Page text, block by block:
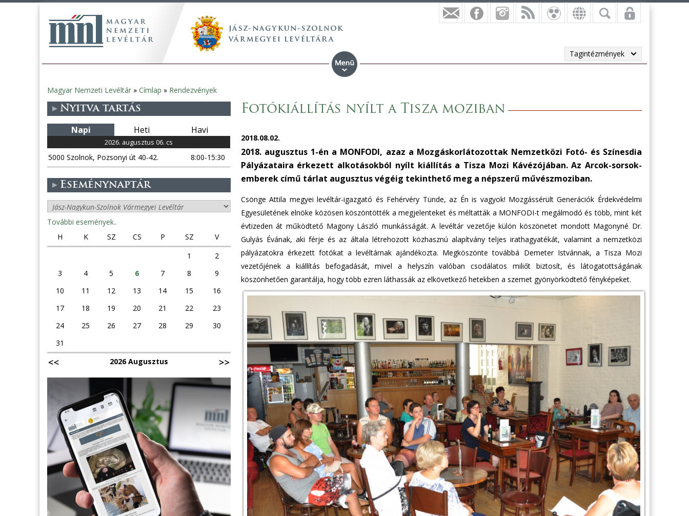
Tagintézmények
Jelenlegi
hely
Magyar Nemzeti Levéltár » Címlap » Rendezvények
Fotókiállítás nyílt a Tisza moziban
2018.08.02.
2018. augusztus 1-én a MONFODI, azaz a Mozgáskorlátozottak Nemzetközi Fotó- és Színesdia
Pályázataira érkezett alkotásokból nyílt kiállítás a Tisza Mozi Kávézójában. Az Arcok-sorsok-
emberek című tárlat augusztus végéig tekinthető meg a népszerű művészmoziban.
Csönge Attila megyei levéltár-igazgató és Fehérvéry Tünde, az Én is vagyok! Mozgássérült Generációk Érdekvédelmi
Egyesületének elnöke közösen köszöntötték a megjelenteket és méltatták a MONFODI-t megálmodó és több, mint két
évtizeden át működtető Magony László munkásságát. A levéltár vezetője külön köszönetet mondott Magonyné Dr.
Gulyás Évának, aki férje és az általa létrehozott közhasznú alapítvány teljes irathagyatékát, valamint a nemzetközi
pályázatokra érkezett fotókat a levéltárnak ajándékozta. Megköszönte továbbá Demeter Istvánnak, a Tisza Mozi
vezetőjének a kiállítás befogadását, mivel a helyszín valóban csodálatos miliőt biztosít, és látogatottságának
köszönhetően garantálja, hogy több ezren láthassák az elkövetkező hetekben a szemet gyönyörködtető fényképeket.
Nyitva tartás
Napi Heti Havi
2026. augusztus 06. cs
5000 Szolnok, Pozsonyi út 40-42. 8:00-15:30
Eseménynaptár
További események..
H
K SZ CS P SZ
V
1
2
3
4 5 6 7 8
9
10
11 12 13 14 15
16
17
18 19 20 21 22
23
24
25 26 27 28 29
30
31
2026 Augusztus